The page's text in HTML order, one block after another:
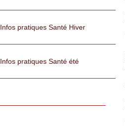
Infos pratiques Santé Hiver
Infos pratiques Santé été